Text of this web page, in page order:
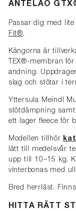
ANTELAO
Passar dig med
Fit®.
Kängorna är
TEX®-membran
andning.
slag och stötar i
Yttersula Meindl
stötdämpning
ett lager fleece för
Modellen tillhör
lätt till medelsvår
upp till 10–15 kg.
vinterbonas med
Bred herrläst.
HITTA RÄTT